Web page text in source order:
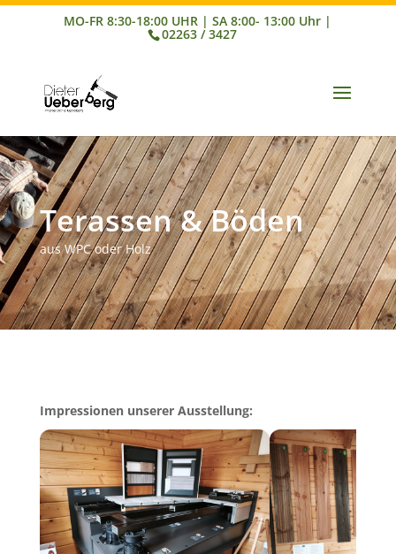
02263 / 3427
Terassen & Böden
aus WPC oder Holz
Impressionen unserer Ausstellung: